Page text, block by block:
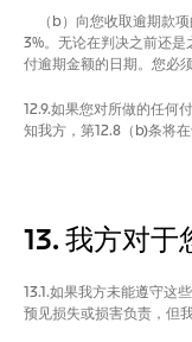
（b）向您收取逾期款项
3%。无论在判决之前还是
付逾期金额的日期。您必
12.9.如果您对所做的任何
知我方，第12.8（b)条将在
13. 我方对于
13.1.如果我方未能遵守这
预见损失或损害负责，但